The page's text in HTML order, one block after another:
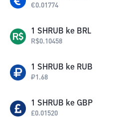
€0.01774
1 SHRUB ke BRL
R$0.10458
1 SHRUB ke RUB
₽1.68
1 SHRUB ke GBP
£0.01520